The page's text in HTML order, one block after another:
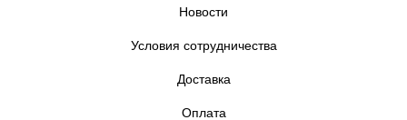
Новости
Условия сотрудничества
Доставка
Оплата